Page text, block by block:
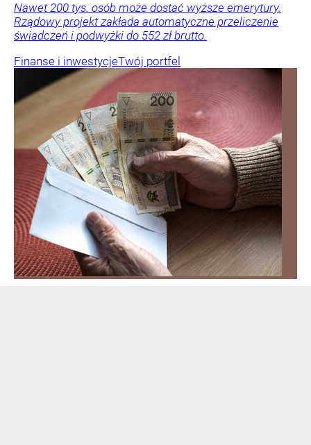
Nawet 200 tys. osób może dostać wyższe emerytury.
Rządowy projekt zakłada automatyczne przeliczenie
świadczeń i podwyżki do 552 zł brutto.
Finanse i inwestycjeTwój portfel